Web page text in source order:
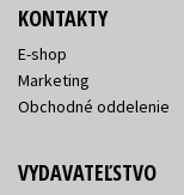
KONTAKTY
E-shop
Marketing
Obchodné oddelenie
VYDAVATEĽSTVO